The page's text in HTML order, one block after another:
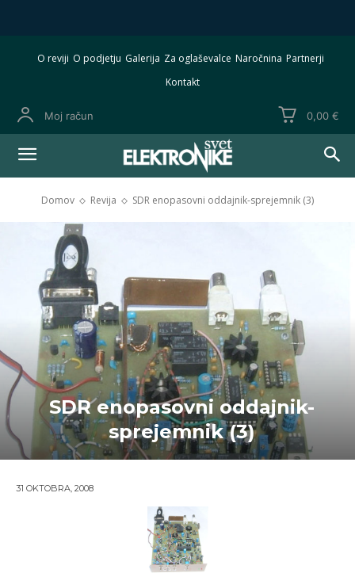
O reviji O podjetju Galerija Za oglaševalce Naročnina Partnerji
Kontakt
Moj račun 0,00 €
Domov Revija SDR enopasovni oddajnik-sprejemnik (3)
SDR enopasovni oddajnik-
sprejemnik (3)
31 OKTOBRA, 2008